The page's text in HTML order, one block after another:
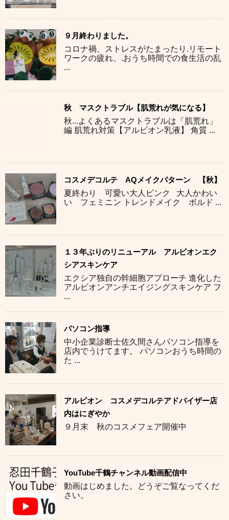
９月終わりました。
コロナ禍、ストレスがたまったり.リモート
ワークの疲れ、.おうち時間での食生活の乱
...
秋 マスクトラブル【肌荒れが気になる】
秋...よくあるマスクトラブルは「肌荒れ」
編 肌荒れ対策【アルビオン乳液】 角質 ...
コスメデコルテ AQメイクパターン 【秋】
夏終わり 可愛い大人ピンク 大人かわい
い フェミニン トレンドメイク ボルド ...
１３年ぶりのリニューアル アルビオンエク
シアスキンケア
エクシア独自の幹細胞アプローチ 進化した
アルビオンアンチエイジングスキンケア フ
...
パソコン指導
中小企業診断士佐久間さんパソコン指導を
店内でうけてます。 パソコンおうち時間の
た ...
アルビオン コスメデコルテアドバイザー店
内はにぎやか
９月末 秋のコスメフェア開催中
YouTube千鶴チャンネル動画配信中
動画はじめました。どうぞご覧なってくだ
さい。